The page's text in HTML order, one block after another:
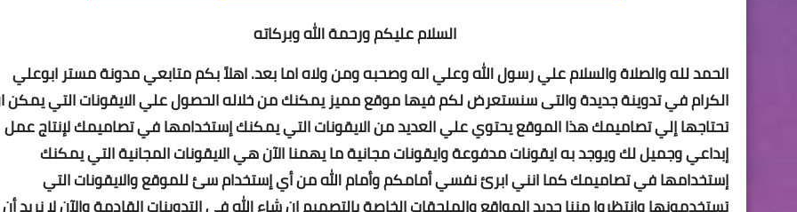
السلام عليكم ورحمة الله وبركاته
الحمد لله والصلاة والسلام علي رسول الله وعلي اله وصحبه ومن ولاه اما بعد. اهلاً بكم متابعي مدونة مستر ابوعلي
الكرام في تدوينة جديدة والتى سنستعرض لكم فيها موقع مميز يمكنك من خلاله الحصول علي الايقونات التي يمكن
تحتاجها إلي تصاميمك هذا الموقع يحتوي علي العديد من الايقونات التي يمكنك إستخدامها في تصاميمك لإنتاج عمل
إبداعي وجميل لك ويوجد به ايقونات مدفوعة وايقونات مجانية ما يهمنا الآن هي الايقونات المجانية التي يمكنك
إستخدامها في تصاميمك كما انني ابرئ نفسي أمامكم وأمام الله من أي إستخدام سئ للموقع والايقونات التي
تستخدمونها وإنتظروا مننا جديد المواقع والملحقات الخاصة بالتصميم ان شاء الله في التدوينات القادمة والآن لا نريد أن